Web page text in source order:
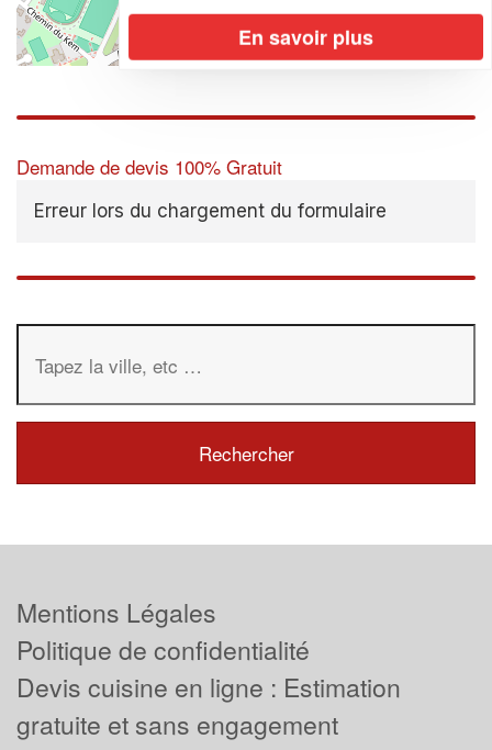
Leaflet| Map data ©OpenStreetMap contributors,CC-BY-SA
Demande de devis 100% Gratuit
Erreur lors du chargement du formulaire
En savoir plus
Mentions Légales
Politique de confidentialité
Devis cuisine en ligne : Estimation
gratuite et sans engagement